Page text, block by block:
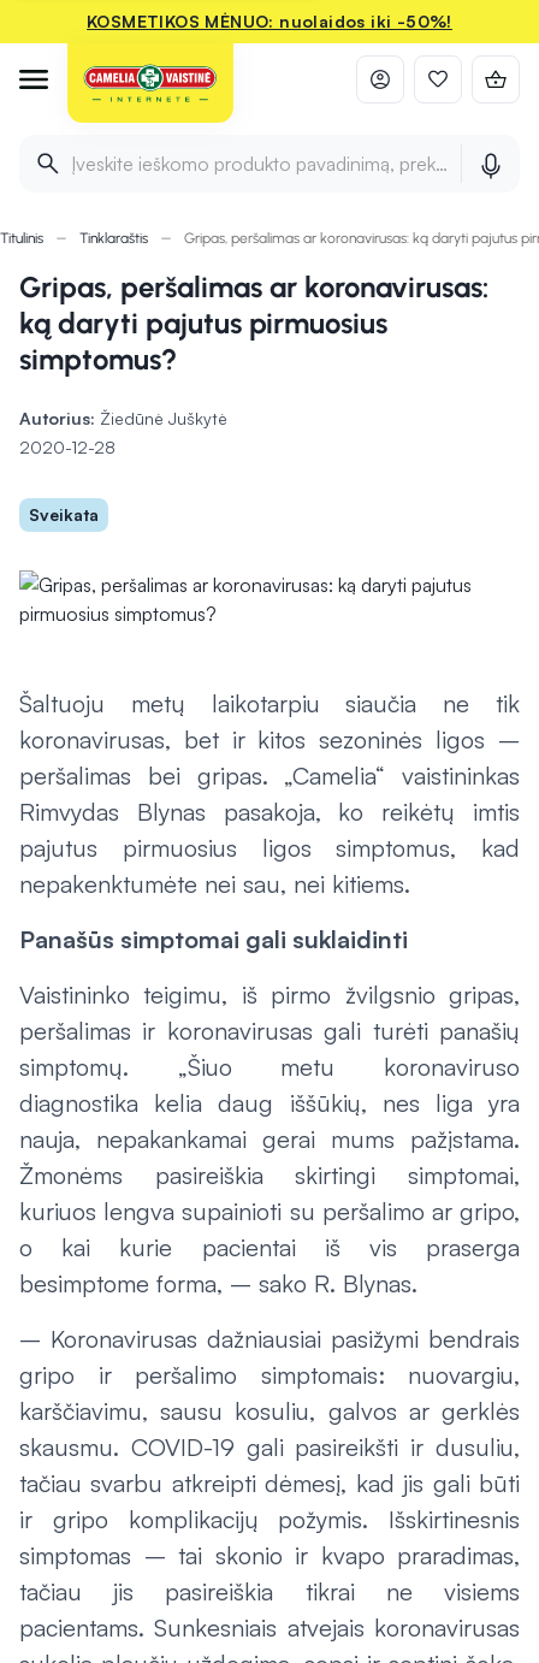
KOSMETIKOS MĖNUO: nuolaidos iki -50%!
Įveskite ieškomo produkto pavadinimą, prekės ženklą ir
Titulinis Tinklaraštis Gripas, peršalimas ar koronavirusas: ką daryti pajutus
Gripas, peršalimas ar koronavirusas:
ką daryti pajutus pirmuosius
simptomus?
Autorius: Žiedūnė Juškytė
2020-12-28
Sveikata
Šaltuoju metų laikotarpiu siaučia ne tik
koronavirusas, bet ir kitos sezoninės ligos –
peršalimas bei gripas. „Camelia“ vaistininkas
Rimvydas Blynas pasakoja, ko reikėtų imtis
pajutus pirmuosius ligos simptomus, kad
nepakenktumėte nei sau, nei kitiems.
Panašūs simptomai gali suklaidinti
Vaistininko teigimu, iš pirmo žvilgsnio gripas,
peršalimas ir koronavirusas gali turėti panašių
simptomų. „Šiuo metu koronaviruso
diagnostika kelia daug iššūkių, nes liga yra
nauja, nepakankamai gerai mums pažįstama.
Žmonėms pasireiškia skirtingi simptomai,
kuriuos lengva supainioti su peršalimo ar gripo,
o kai kurie pacientai iš vis praserga
besimptome forma, – sako R. Blynas.
– Koronavirusas dažniausiai pasižymi bendrais
gripo ir peršalimo simptomais: nuovargiu,
karščiavimu, sausu kosuliu, galvos ar gerklės
skausmu. COVID-19 gali pasireikšti ir dusuliu,
tačiau svarbu atkreipti dėmesį, kad jis gali būti
ir gripo komplikacijų požymis. Išskirtinesnis
simptomas – tai skonio ir kvapo praradimas,
tačiau jis pasireiškia tikrai ne visiems
pacientams. Sunkesniais atvejais koronavirusas